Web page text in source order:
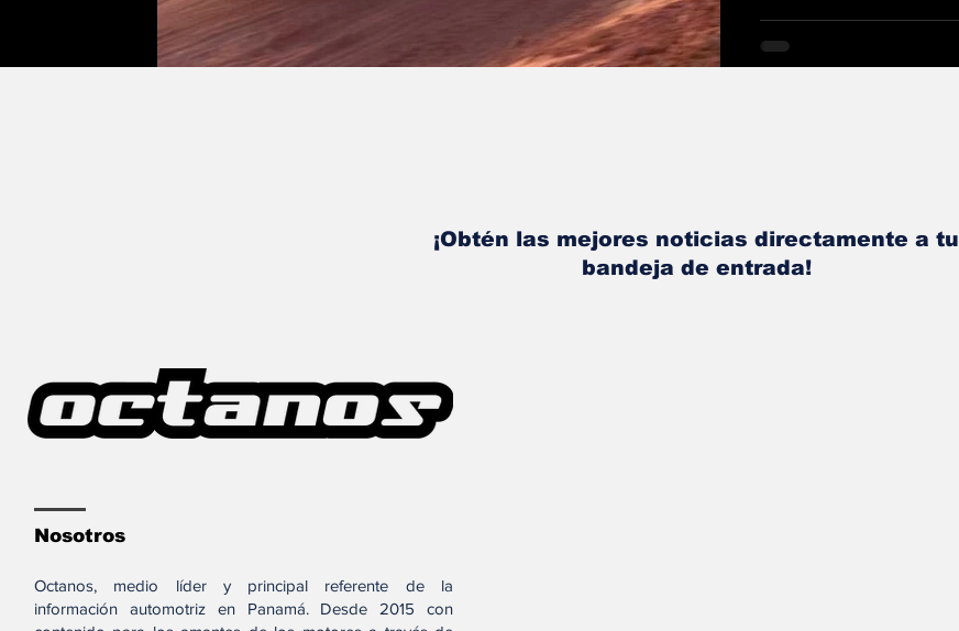
¡Obtén las mejores noticias directamente a tu
bandeja de entrada!
Nosotros
Octanos, medio líder y principal referente de la
información automotriz en Panamá. Desde 2015 con